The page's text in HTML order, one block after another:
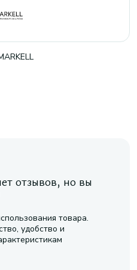
отзывов, но вы
товара.
удобство и